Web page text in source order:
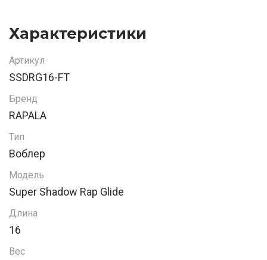
Характеристики
Артикул
SSDRG16-FT
Бренд
RAPALA
Тип
Воблер
Модель
Super Shadow Rap Glide
Длина
16
Вес